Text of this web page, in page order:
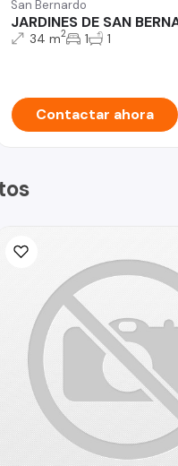
San Bernardo
JARDINES DE SAN
34 m2 1 1
Contactar ahora